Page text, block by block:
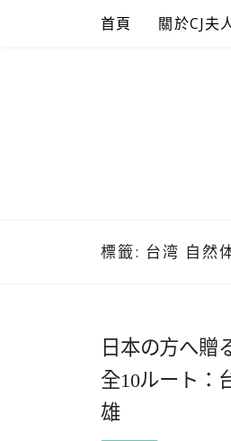
首頁 關於CJ夫
標籤: 台湾 自然
日本の方へ贈
全10ルート：
雄